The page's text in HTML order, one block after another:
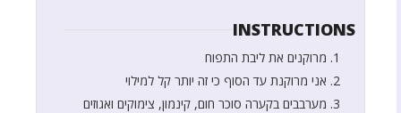
INSTRUCTIONS
מרוקנים את ליבת התפוח
אני מרוקנת עד הסוף כי זה יותר קל למילוי
מערבבים בקערה סוכר חום, קינמון, צימוקים ואגוזים